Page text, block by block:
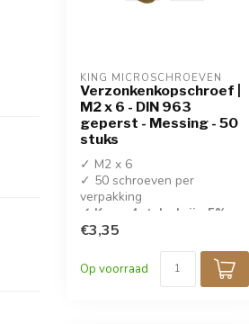
KING MICROSCHROEVEN
Verzonkenkopschroef |
M2 x 6 - DIN 963
geperst - Messing - 50
stuks
✓ M2 x 6
✓ 50 schroeven per
verpakking
✓ Koop 4 stuks krijg 5%
korting!
✓ Geperste messing
schroeven
€3,35
Op voorraad